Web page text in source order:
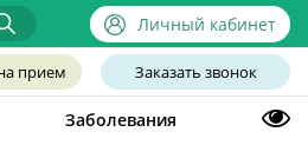
Личный кабинет
прием Заказать звонок
Заболевания